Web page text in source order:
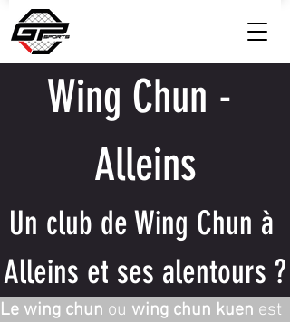
Wing Chun -
Alleins
Un club de Wing Chun à
Alleins et ses alentours ?
Le wing chun ou wing chun kuen est